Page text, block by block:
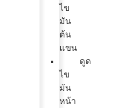
ไข
มัน
ต้น
แขน
ดูด
ไข
มัน
หน้า